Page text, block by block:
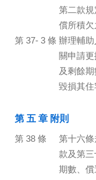
第二款
償所積
第 37- 3 條 辦理輔
關申請
及剩餘
毀損其
第 五 章 附則
第 38 條
第十六
款及第
期數、